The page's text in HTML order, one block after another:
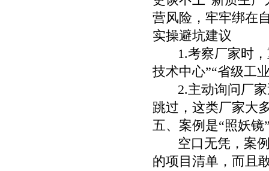
营风险，牢牢绑在
实操避坑建议
1.考察厂家时，
技术中心”“省级工
2.主动询问厂家
跳过，这类厂家大
五、案例是“照妖
空口无凭，案例
的项目清单，而且